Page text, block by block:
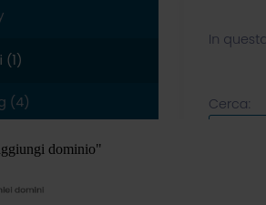
"aggiungi dominio"